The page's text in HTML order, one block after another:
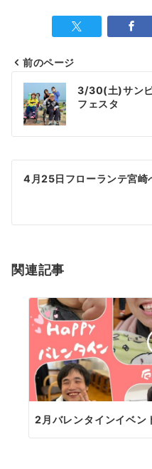
前のページ
3/30(土)サン
フェスタ
4月25日フローランテ宮崎
関連記事
2月バレンタインイベン